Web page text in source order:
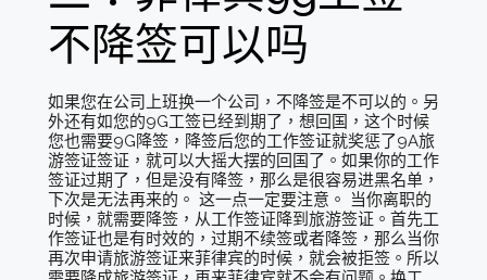
不降签可以吗
如果您在公司上班换一个公司，不降签是不可以的。另
外还有如您的9G工签已经到期了，想回国，这个时候
您也需要9G降签，降签后您的工作签证就奖惩了9A旅
游签证签证，就可以大摇大摆的回国了。如果你的工作
签证过期了，但是没有降签，那么是很容易进黑名单，
下次是无法再来的。 这一点一定要注意。 当你离职的
时候，就需要降签，从工作签证降到旅游签证。首先工
作签证也是有时效的，过期不续签或者降签，那么当你
再次申请旅游签证来菲律宾的时候，就会被拒签。所以